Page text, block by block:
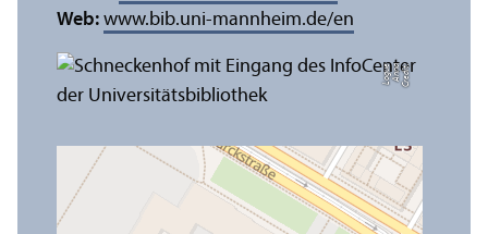
C
r
e
di
t:
A
n
n
a
L
o
g
u
e
Web: www.bib.uni-mannheim.de/en